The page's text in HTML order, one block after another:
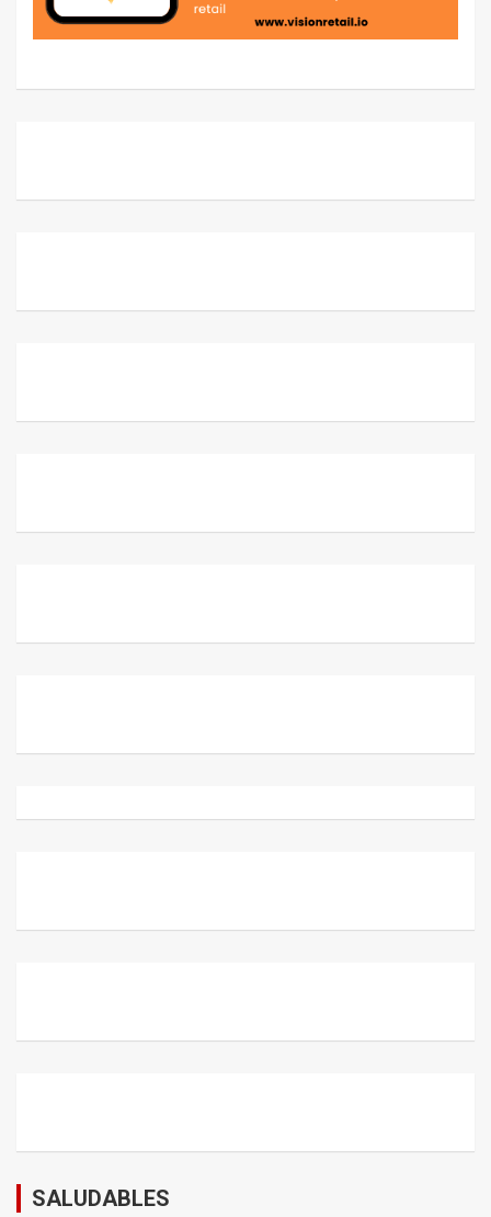
SALUDABLES